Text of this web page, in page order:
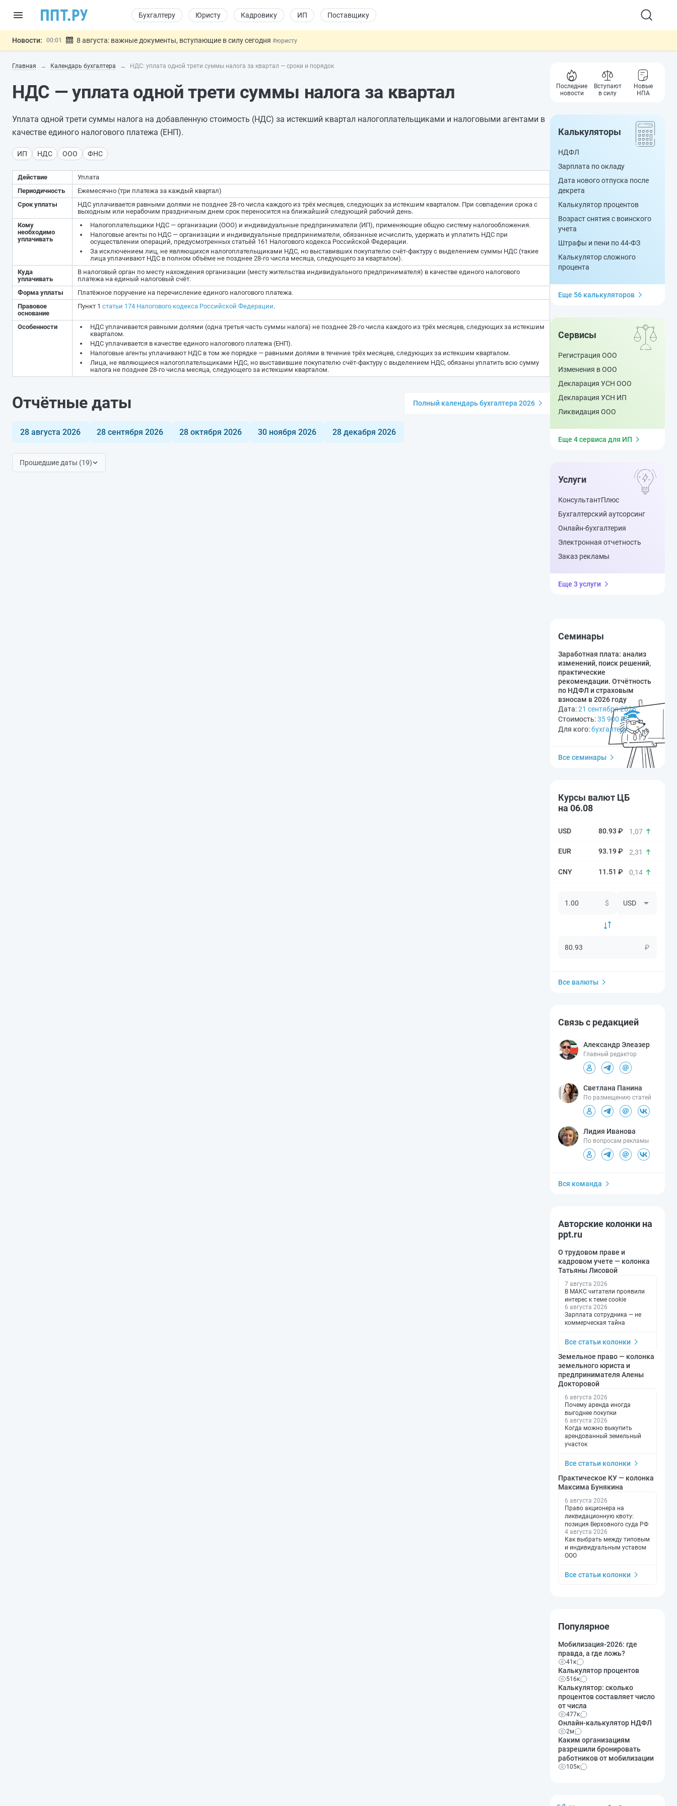
Бухгалтеру Юристу Кадровику ИП Поставщику
Новости: 00:01 8 августа: важные документы, вступающие в силу сегодня #юристу
07.08 Дистанционную работу беременных пропишут в ТК РФ#кадровику
07.08
Важно Разработают единые критерии трудовых и ГПХ-отношений #кадровику
Главная Календарь бухгалтера НДС: уплата одной трети суммы налога за квартал — сроки и порядок
НДС — уплата одной трети суммы налога за квартал
Уплата одной трети суммы налога на добавленную стоимость (НДС) за истекший квартал налогоплательщиками и налоговыми агентами в
качестве единого налогового платежа (ЕНП).
ИП НДС ООО ФНС
Действие
Уплата
Периодичность
Ежемесячно (три платежа за каждый квартал)
Срок уплаты
НДС уплачивается равными долями не позднее 28-го числа каждого из трёх месяцев, следующих за истекшим кварталом. При совпадении срока с
выходным или нерабочим праздничным днем срок переносится на ближайший следующий рабочий день.
Кому
необходимо
уплачивать
Налогоплательщики НДС — организации (ООО) и индивидуальные предприниматели (ИП), применяющие общую систему налогообложения.
Налоговые агенты по НДС — организации и индивидуальные предприниматели, обязанные исчислить, удержать и уплатить НДС при
осуществлении операций, предусмотренных статьёй 161 Налогового кодекса Российской Федерации.
За исключением лиц, не являющихся налогоплательщиками НДС, но выставивших покупателю счёт-фактуру с выделением суммы НДС (такие
лица уплачивают НДС в полном объёме не позднее 28-го числа месяца, следующего за кварталом).
Куда
уплачивать
В налоговый орган по месту нахождения организации (месту жительства индивидуального предпринимателя) в качестве единого налогового
платежа на единый налоговый счёт.
Форма уплаты
Платёжное поручение на перечисление единого налогового платежа.
Правовое
основание
Пункт 1 статьи 174 Налогового кодекса Российской Федерации.
Особенности
НДС уплачивается равными долями (одна третья часть суммы налога) не позднее 28-го числа каждого из трёх месяцев, следующих за истекшим
кварталом.
НДС уплачивается в качестве единого налогового платежа (ЕНП).
Налоговые агенты уплачивают НДС в том же порядке — равными долями в течение трёх месяцев, следующих за истекшим кварталом.
Лица, не являющиеся налогоплательщиками НДС, но выставившие покупателю счёт-фактуру с выделением НДС, обязаны уплатить всю сумму
налога не позднее 28-го числа месяца, следующего за истекшим кварталом.
Отчётные даты Полный календарь бухгалтера 2026
28 августа 2026 28 сентября 2026 28 октября 2026 30 ноября 2026 28 декабря 2026
Прошедшие даты (19)
Последние
новости
Вступают
в силу
Новые
НПА
Калькуляторы
НДФЛ
Зарплата по окладу
Дата нового отпуска после
декрета
Калькулятор процентов
Возраст снятия с воинского
учета
Штрафы и пени по 44-ФЗ
Калькулятор сложного
процента
Еще 56 калькуляторов
Сервисы
Регистрация ООО
Изменения в ООО
Декларация УСН ООО
Декларация УСН ИП
Ликвидация ООО
Еще 4 сервиса для ИП
Услуги
КонсультантПлюс
Бухгалтерский аутсорсинг
Онлайн-бухгалтерия
Электронная отчетность
Заказ рекламы
Еще 3 услуги
Семинары
Заработная плата: анализ
изменений, поиск решений,
практические
рекомендации. Отчётность
по НДФЛ и страховым
взносам в 2026 году
Дата:21 сентября 2026
Стоимость:35 900 ₽
Для кого:бухгалтеру
Все семинары
Курсы валют ЦБ
на 06.08
80.93 ₽ 1,07
93.19 ₽ 2,31
11.51 ₽ 0,14
$
₽
Все валюты
Связь с редакцией
Александр Элеазер
Главный редактор
Светлана Панина
По размещению статей
Лидия Иванова
По вопросам рекламы
Вся команда
Авторские колонки на
ppt.ru
О трудовом праве и
кадровом учете — колонка
Татьяны Лисовой
7 августа 2026
В МАКС читатели проявили
интерес к теме cookie
6 августа 2026
Зарплата сотрудника — не
коммерческая тайна
Все статьи колонки
Земельное право — колонка
земельного юриста и
предпринимателя Алены
Докторовой
6 августа 2026
Почему аренда иногда
выгоднее покупки
6 августа 2026
Когда можно выкупить
арендованный земельный
участок
Все статьи колонки
Практическое КУ — колонка
Максима Бунякина
6 августа 2026
Право акционера на
ликвидационную квоту:
позиция Верховного суда РФ
4 августа 2026
Как выбрать между типовым
и индивидуальным уставом
ООО
Все статьи колонки
Популярное
Мобилизация-2026: где
правда, а где ложь?
41к
Калькулятор процентов
516к
Калькулятор: сколько
процентов составляет число
от числа
477к
Онлайн-калькулятор НДФЛ
2м
Каким организациям
разрешили бронировать
работников от мобилизации
105к